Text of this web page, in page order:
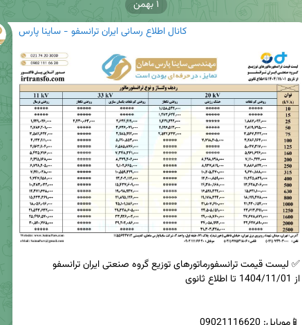
کانال اطلاع رسانی ایران ترانسفو - ساینا پارس
۱ بهمن